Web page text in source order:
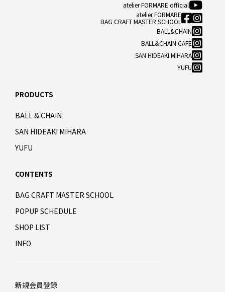
atelier FORMARE official
atelier FORMARE
BAG CRAFT MASTER SCHOOL
BALL&CHAIN
BALL&CHAIN CAFE
SAN HIDEAKI MIHARA
YUFU
PRODUCTS
BALL & CHAIN
SAN HIDEAKI MIHARA
YUFU
CONTENTS
BAG CRAFT MASTER SCHOOL
POPUP SCHEDULE
SHOP LIST
INFO
新規会員登録